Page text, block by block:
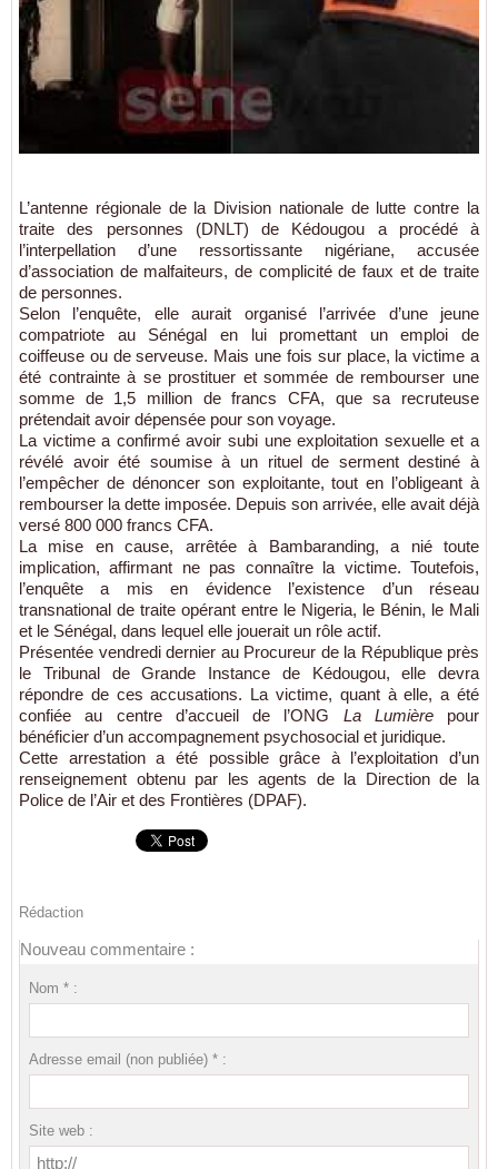
L’antenne régionale de la Division nationale de lutte contre la
traite des personnes (DNLT) de Kédougou a procédé à
l’interpellation d’une ressortissante nigériane, accusée
d’association de malfaiteurs, de complicité de faux et de traite
de personnes.
Selon l’enquête, elle aurait organisé l’arrivée d’une jeune
compatriote au Sénégal en lui promettant un emploi de
coiffeuse ou de serveuse. Mais une fois sur place, la victime a
été contrainte à se prostituer et sommée de rembourser une
somme de 1,5 million de francs CFA, que sa recruteuse
prétendait avoir dépensée pour son voyage.
La victime a confirmé avoir subi une exploitation sexuelle et a
révélé avoir été soumise à un rituel de serment destiné à
l’empêcher de dénoncer son exploitante, tout en l’obligeant à
rembourser la dette imposée. Depuis son arrivée, elle avait déjà
versé 800 000 francs CFA.
La mise en cause, arrêtée à Bambaranding, a nié toute
implication, affirmant ne pas connaître la victime. Toutefois,
l’enquête a mis en évidence l’existence d’un réseau
transnational de traite opérant entre le Nigeria, le Bénin, le Mali
et le Sénégal, dans lequel elle jouerait un rôle actif.
Présentée vendredi dernier au Procureur de la République près
le Tribunal de Grande Instance de Kédougou, elle devra
répondre de ces accusations. La victime, quant à elle, a été
confiée au centre d’accueil de l’ONG La Lumièrepour
bénéficier d’un accompagnement psychosocial et juridique.
Cette arrestation a été possible grâce à l’exploitation d’un
renseignement obtenu par les agents de la Direction de la
Police de l’Air et des Frontières (DPAF).
Rédaction
Nouveau commentaire :
Nom * :
Adresse email (non publiée) * :
Site web :